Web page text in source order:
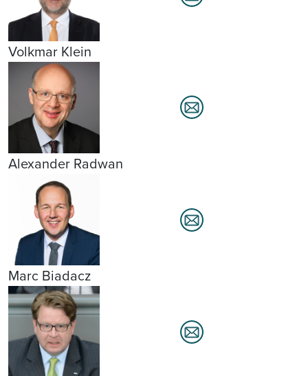
Volkmar Klein
Alexander Radwan
Marc Biadacz